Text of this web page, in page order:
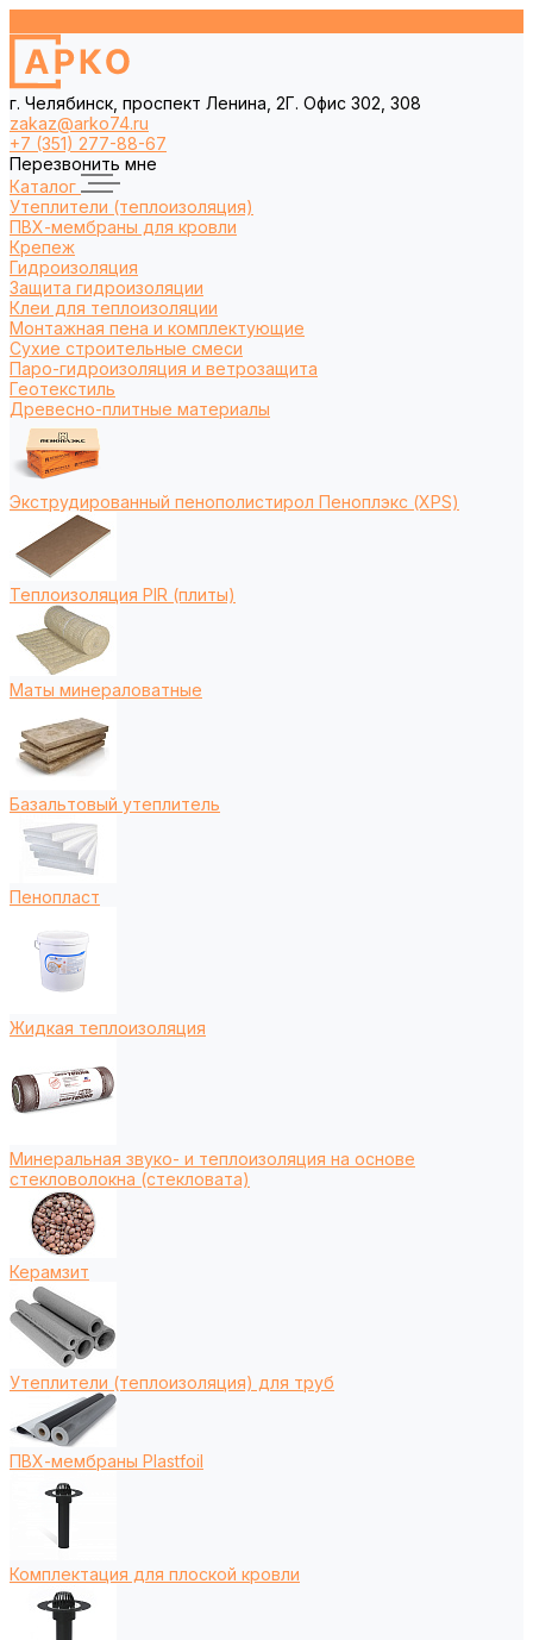
г. Челябинск, проспект Ленина, 2Г. Офис 302, 308
zakaz@arko74.ru
+7 (351) 277-88-67
Перезвонить мне
Каталог
Утеплители (теплоизоляция)
ПВХ-мембраны для кровли
Крепеж
Гидроизоляция
Защита гидроизоляции
Клеи для теплоизоляции
Монтажная пена и комплектующие
Сухие строительные смеси
Паро-гидроизоляция и ветрозащита
Геотекстиль
Древесно-плитные материалы
Экструдированный пенополистирол Пеноплэкс (XPS)
Теплоизоляция PIR (плиты)
Маты минераловатные
Базальтовый утеплитель
Пенопласт
Жидкая теплоизоляция
Минеральная звуко- и теплоизоляция на основе
стекловолокна (стекловата)
Керамзит
Утеплители (теплоизоляция) для труб
ПВХ-мембраны Plastfoil
Комплектация для плоской кровли